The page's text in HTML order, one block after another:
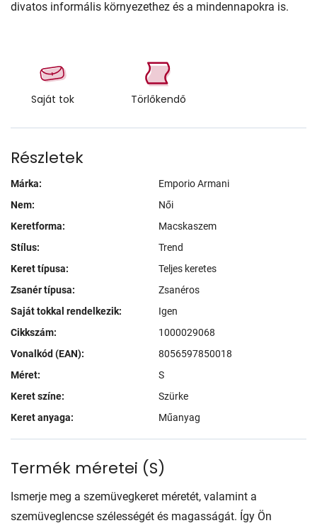
divatos informális környezethez és a mindennapokra is.
Saját tok Törlőkendő
Részletek
Márka:
Emporio Armani
Nem:
Női
Keretforma:
Macskaszem
Stílus:
Trend
Keret típusa:
Teljes keretes
Zsanér típusa:
Zsanéros
Saját tokkal rendelkezik:
Igen
Cikkszám:
1000029068
Vonalkód (EAN):
8056597850018
Méret:
S
Keret színe:
Szürke
Keret anyaga:
Műanyag
Termék méretei (S)
Ismerje meg a szemüvegkeret méretét, valamint a
szemüveglencse szélességét és magasságát. Így Ön